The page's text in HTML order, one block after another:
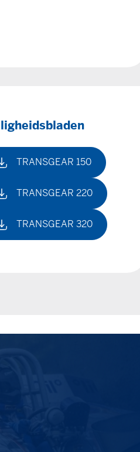
TRANSGEAR 150
TRANSGEAR 220
TRANSGEAR 320